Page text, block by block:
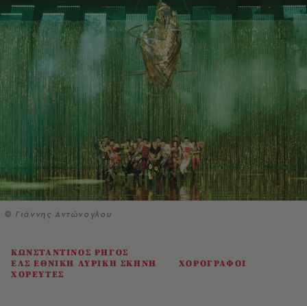
© Γιάννης Αντώνογλου
ΚΩΝΣΤΑΝΤΙΝΟΣ ΡΗΓΟΣ
ΕΛΣ ΕΘΝΙΚΗ ΛΥΡΙΚΗ ΣΚΗΝΗ
ΧΟΡΟΓΡΑΦΟΙ
ΧΟΡΕΥΤΕΣ